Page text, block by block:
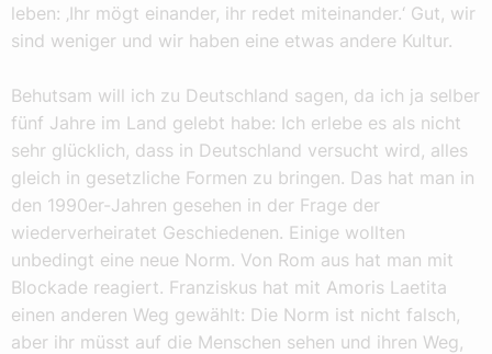
leben: ‚Ihr mögt einander, ihr redet miteinander.‘ Gut, wir
sind weniger und wir haben eine etwas andere Kultur.
Behutsam will ich zu Deutschland sagen, da ich ja selber
fünf Jahre im Land gelebt habe: Ich erlebe es als nicht
sehr glücklich, dass in Deutschland versucht wird, alles
gleich in gesetzliche Formen zu bringen. Das hat man in
den 1990er-Jahren gesehen in der Frage der
wiederverheiratet Geschiedenen. Einige wollten
unbedingt eine neue Norm. Von Rom aus hat man mit
Blockade reagiert. Franziskus hat mit Amoris Laetita
einen anderen Weg gewählt: Die Norm ist nicht falsch,
aber ihr müsst auf die Menschen sehen und ihren Weg,